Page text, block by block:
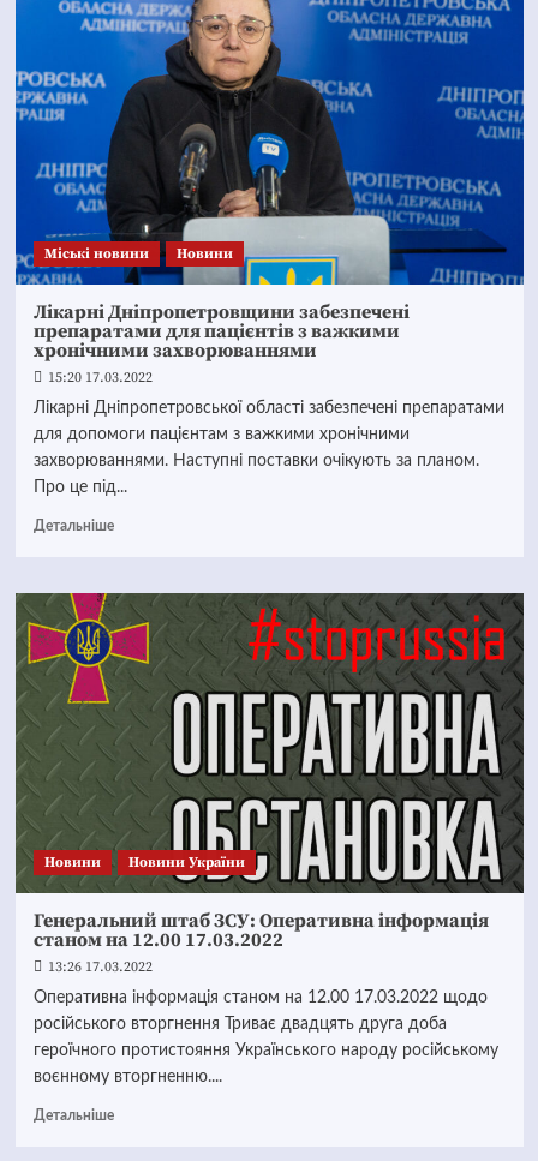
Mіські новини Новини
Лікарні Дніпропетровщини забезпечені
препаратами для пацієнтів з важкими
хронічними захворюваннями
15:20 17.03.2022
Лікарні Дніпропетровської області забезпечені препаратами
для допомоги пацієнтам з важкими хронічними
захворюваннями. Наступні поставки очікують за планом.
Про це під...
Детальніше
Новини Новини України
Генеральний штаб ЗСУ: Оперативна інформація
станом на 12.00 17.03.2022
13:26 17.03.2022
Оперативна інформація станом на 12.00 17.03.2022 щодо
російського вторгнення Триває двадцять друга доба
героїчного протистояння Українського народу російському
воєнному вторгненню....
Детальніше